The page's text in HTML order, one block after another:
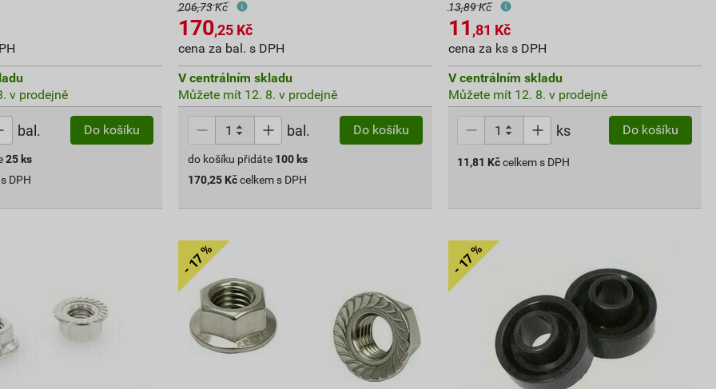
v prodejně
bal. Do košíku
25 ks
DPH
206,73 Kč
170,25 Kč
cena za bal. s DPH
V centrálním skladu
Můžete mít 12. 8. v prodejně
bal. Do košíku
do košíku přidáte 100 ks
170,25 Kčcelkem s DPH
13,89 Kč
11 ,81 Kč
cena za ks s DPH
V centrálním skladu
Můžete mít 12. 8. v prodejně
ks Do košíku
11,81 Kč celkem s DPH